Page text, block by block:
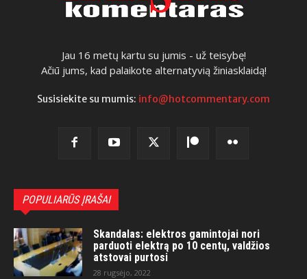
Jau 16 metų kartu su jumis - už teisybę!
Ačiū jums, kad palaikote alternatyvią žiniasklaidą!
Susisiekite su mumis: info@hotcommentary.com
POPULIARŪS ĮRAŠAI
Skandalas: elektros gamintojai nori
parduoti elektrą po 10 centų, valdžios
atstovai purtosi
28 rugsėjo, 2022